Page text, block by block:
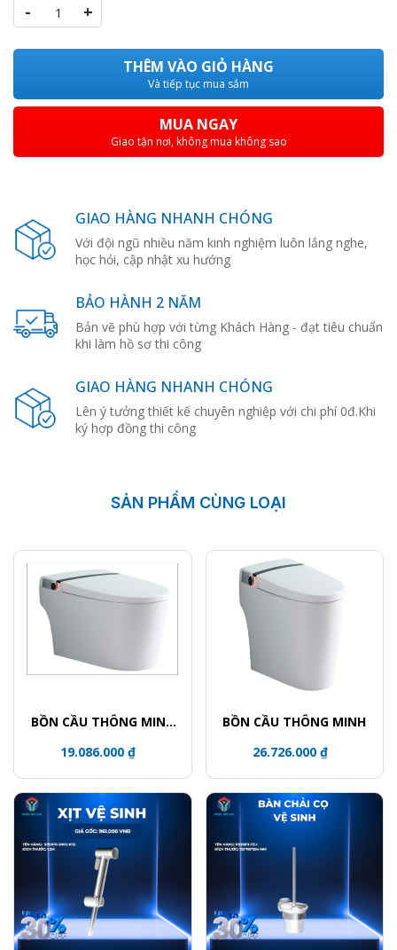
- +
THÊM VÀO GIỎ HÀNG
Và tiếp tục mua sắm
MUA NGAY
Giao tận nơi, không mua không sao
GIAO HÀNG NHANH CHÓNG
Với đội ngũ nhiều năm kinh nghiệm luôn lắng nghe,
học hỏi, cập nhật xu hướng
BẢO HÀNH 2 NĂM
Bản vẽ phù hợp với từng Khách Hàng - đạt tiêu chuẩn
khi làm hồ sơ thi công
GIAO HÀNG NHANH CHÓNG
Lên ý tưởng thiết kế chuyên nghiệp với chi phí 0đ.Khi
ký hợp đồng thi công
SẢN PHẨM CÙNG LOẠI
BỒN CẦU THÔNG MINH
TOILET
19.086.000 ₫
BỒN CẦU THÔNG MINH
26.726.000 ₫